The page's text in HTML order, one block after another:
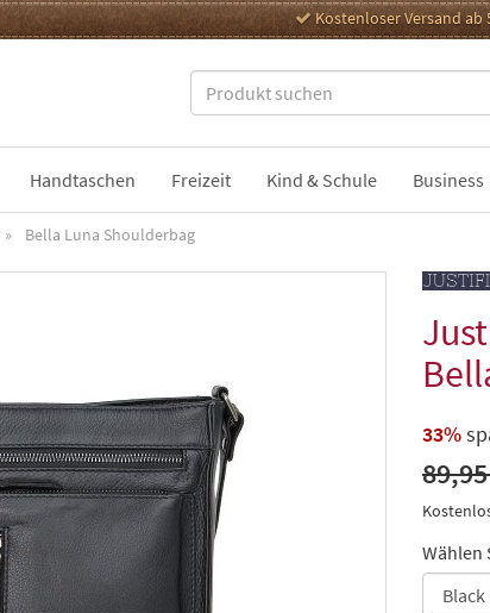
Kostenloser Versand ab
Handtaschen Freizeit Kind & Schule Business
Bella Luna Shoulderbag
33%
Wählen